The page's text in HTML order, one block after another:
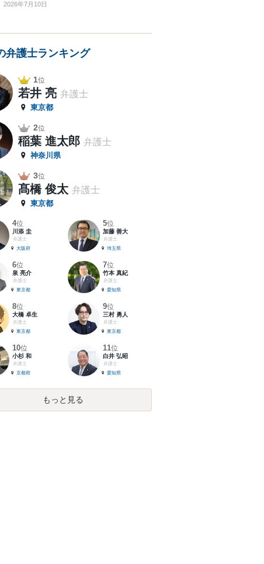
2026年7月10日
弁護士ランキング
1位
若井 亮 弁護士
東京都
2位
稲葉 進太郎 弁護士
神奈川県
3位
髙橋 俊太 弁護士
東京都
4位
川添 圭
弁護士
大阪府
5位
加藤 善大
弁護士
埼玉県
6位
泉 亮介
弁護士
東京都
7位
竹本 真紀
弁護士
愛知県
8位
大橋 卓生
弁護士
東京都
9位
三村 勇人
弁護士
東京都
10位
小杉 和
弁護士
京都府
11位
白井 弘昭
弁護士
愛知県
もっと見る